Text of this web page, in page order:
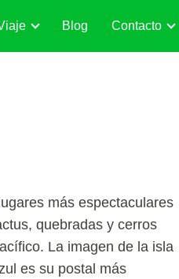
Blog Contacto
más espectaculares
quebradas y cerros
La imagen de la isla
es su postal más